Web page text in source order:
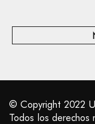
© Copyright 2022
Todos los derechos